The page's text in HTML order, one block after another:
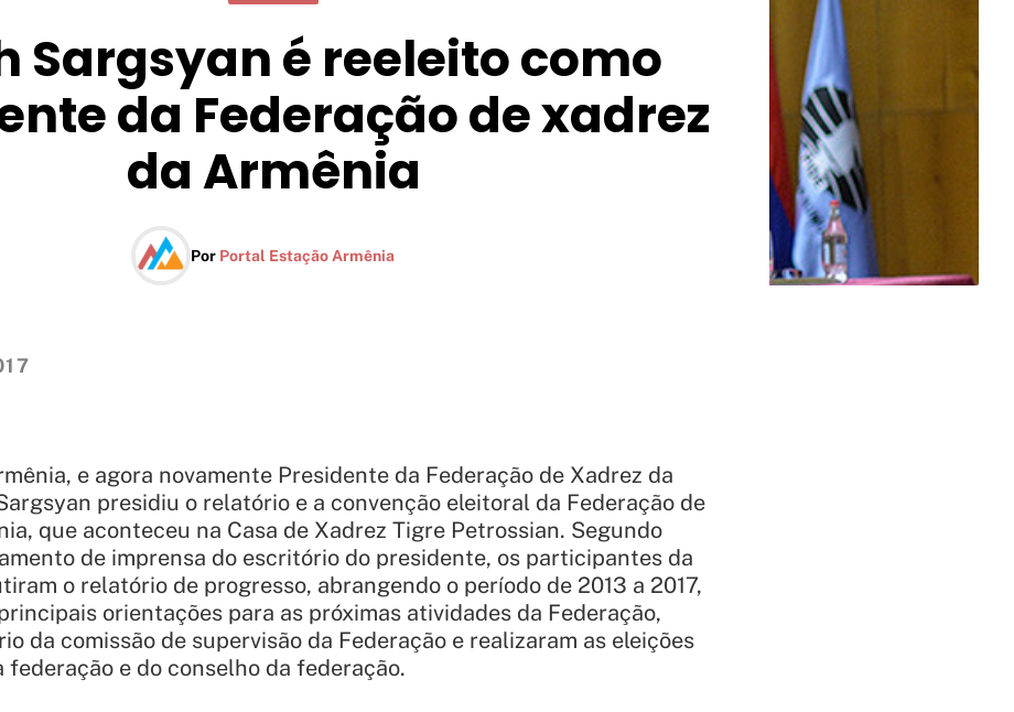
Sargsyan é reeleito como
da Federação de xadrez
da Armênia
Por Portal Estação Armênia
e agora novamente Presidente da Federação de Xadrez da
presidiu o relatório e a convenção eleitoral da Federação de
que aconteceu na Casa de Xadrez Tigre Petrossian. Segundo
de imprensa do escritório do presidente, os participantes da
o relatório de progresso, abrangendo o período de 2013 a 2017,
orientações para as próximas atividades da Federação,
da comissão de supervisão da Federação e realizaram as eleições
federação e do conselho da federação.